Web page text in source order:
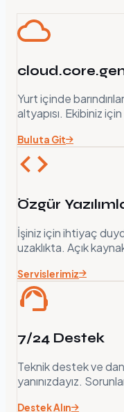
Yurt içinde
altyapısı. Ekibiniz
Buluta Git
Özgür
İşiniz için ihtiyaç
uzaklıkta. Açık
Servislerimiz
7/24 Destek
Teknik destek ve
yanınızdayız.
Destek Alın